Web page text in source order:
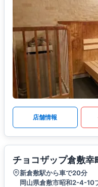
店舗情報
チョコザップ倉敷幸
新倉敷駅から車で20分
岡山県倉敷市昭和2-4-10